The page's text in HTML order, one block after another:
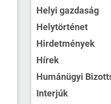
Helyi gazdaság
Helytörténet
Hirdetmények
Hírek
Humánügyi
Interjúk